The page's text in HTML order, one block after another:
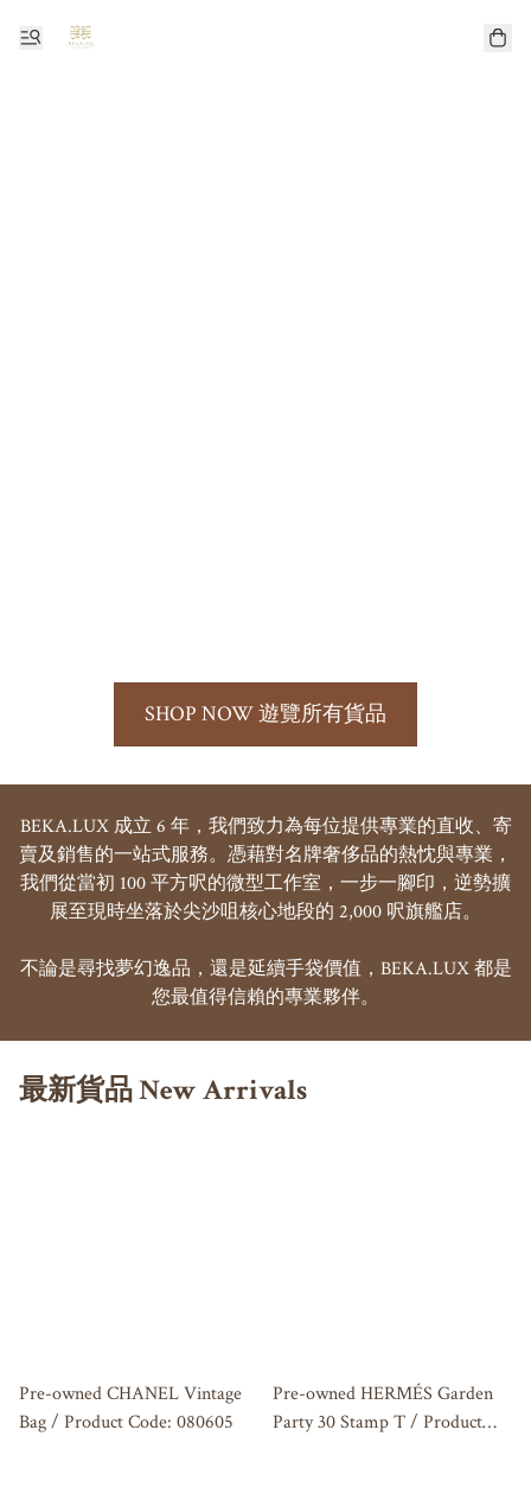
SHOP NOW 遊覽所有貨品
BEKA.LUX 成立 6 年，我們致力為每位提供專業的直收、寄
賣及銷售的一站式服務。憑藉對名牌奢侈品的熱忱與專業，
我們從當初 100 平方呎的微型工作室，一步一腳印，逆勢擴
展至現時坐落於尖沙咀核心地段的 2,000 呎旗艦店。
不論是尋找夢幻逸品，還是延續手袋價值，BEKA.LUX 都是
您最值得信賴的專業夥伴。
最新貨品 New Arrivals
Pre-owned CHANEL Vintage
Bag / Product Code: 080605
Pre-owned HERMÉS Garden
Party 30 Stamp T / Product